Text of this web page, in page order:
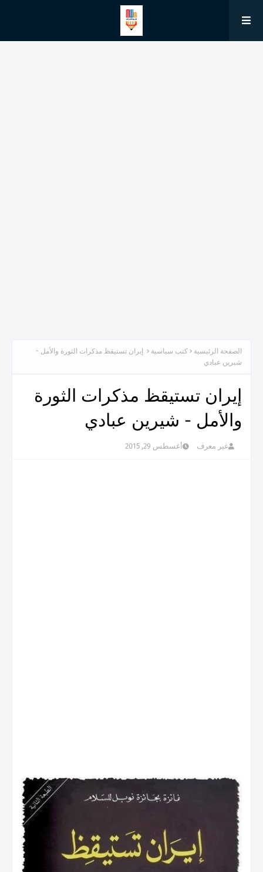
الصفحة الرئيسية كتب سياسية
إيران تستيقظ مذكرات الثورة والأمل -
شيرين عبادي
إيران تستيقظ مذكرات الثورة
والأمل - شيرين عبادي
غير معرف أغسطس 29, 2015